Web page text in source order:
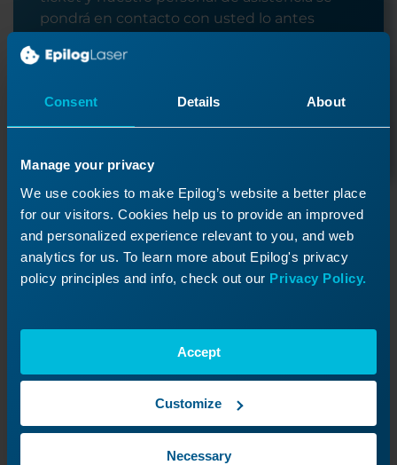
Consent Details About
Manage your privacy
We use cookies to make Epilog’s website a better place
for our visitors. Cookies help us to provide an improved
and personalized experience relevant to you, and web
analytics for us. To learn more about Epilog's privacy
policy principles and info, check out our Privacy Policy.
Accept
Customize
Necessary
pondrá en contacto con usted lo antes
Enviar un ticket
Recursos de apoyo
Manuales del propietario
Guías de instrucciones completas con los detalles
Mantenga su máquina actualizada con el software y
el firmware más recientes.
Utilice su número ORD para comprobar el estado
de su solicitud de servicio.